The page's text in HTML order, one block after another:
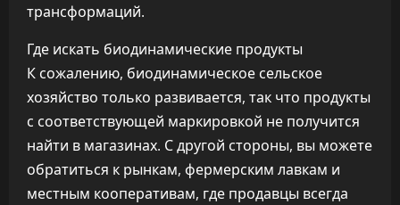
трансформаций.
Где искать биодинамические продукты
К сожалению, биодинамическое сельское
хозяйство только развивается, так что продукты
с соответствующей маркировкой не получится
найти в магазинах. С другой стороны, вы можете
обратиться к рынкам, фермерским лавкам и
местным кооперативам, где продавцы всегда